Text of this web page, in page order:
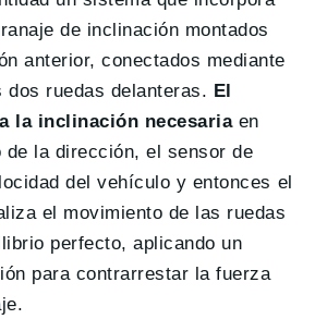
de inclinación montados
anterior, conectados mediante
dos ruedas delanteras. El
la inclinación necesariaen
de la dirección, el sensor de
del vehículo y entonces el
el movimiento de las ruedas
perfecto, aplicando un
para contrarrestar la fuerza